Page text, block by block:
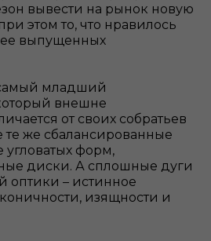
вывести на рынок новую
этом то, что нравилось
выпущенных
младший
внешне
от своих собратьев
те же сбалансированные
угловатых форм,
диски. А сплошные дуги
оптики – истинное
изящности и